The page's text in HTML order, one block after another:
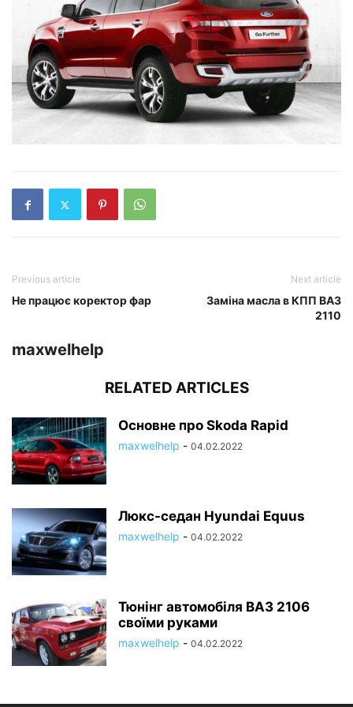
Previous article
Не працює коректор фар
Next article
Заміна масла в КПП ВАЗ
2110
maxwelhelp
RELATED ARTICLES
Основне про Skoda Rapid
maxwelhelp - 04.02.2022
Люкс-седан Hyundai Equus
maxwelhelp - 04.02.2022
Тюнінг автомобіля ВАЗ 2106
своїми руками
maxwelhelp - 04.02.2022